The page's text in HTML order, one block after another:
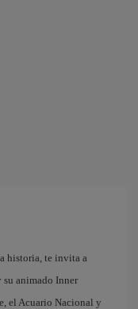
historia, te invita a
su animado Inner
el Acuario Nacional y